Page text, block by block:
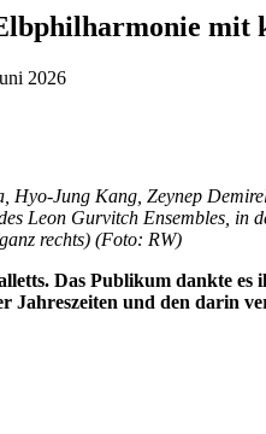
mit
Jung Kang, Zeynep
Leon Gurvitch Ensembles, in
rechts) (Foto: RW)
Das Publikum dankte
und den darin